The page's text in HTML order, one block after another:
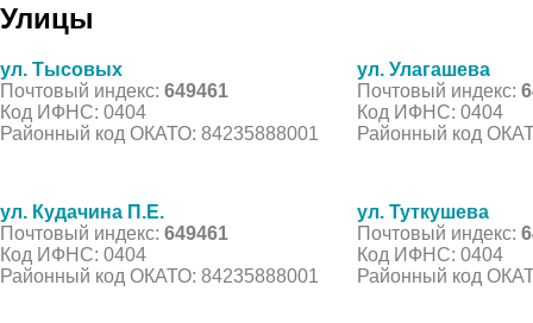
Улицы
ул. Тысовых
Почтовый индекс: 649461
Код ИФНС: 0404
Районный код ОКАТО: 84235888001
ул. Улагашева
Почтовый индекс:
Код ИФНС: 0404
Районный код
ул. Кудачина П.Е.
Почтовый индекс: 649461
Код ИФНС: 0404
Районный код ОКАТО: 84235888001
ул. Туткушева
Почтовый индекс:
Код ИФНС: 0404
Районный код